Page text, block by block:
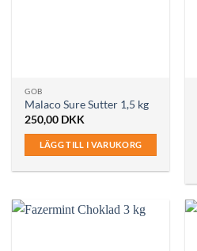
GOB
Malaco Sure Sutter 1,5 kg
250,00 DKK
LÄGG TILL I VARUKORG